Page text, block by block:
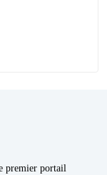
premier portail